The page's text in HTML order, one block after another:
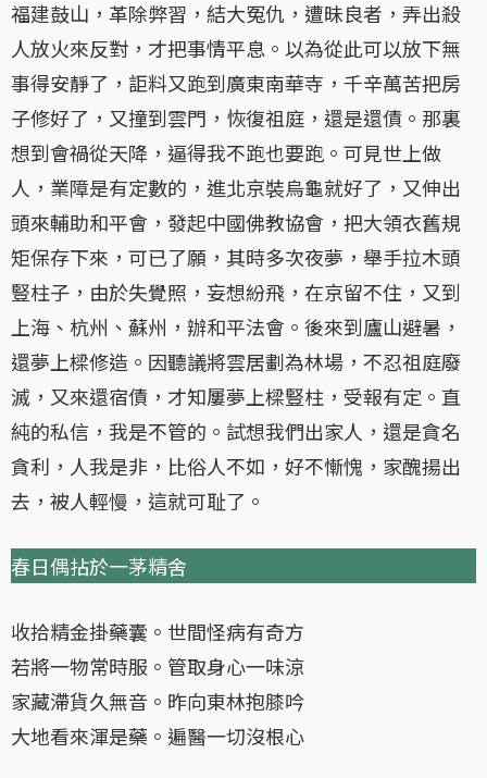
福建鼓山，革除弊習，結大冤仇，遭昧良者，弄出殺
人放火來反對，才把事情平息。以為從此可以放下無
事得安靜了，詎料又跑到廣東南華寺，千辛萬苦把房
子修好了，又撞到雲門，恢復祖庭，還是還債。那裏
想到會禍從天降，逼得我不跑也要跑。可見世上做
人，業障是有定數的，進北京裝烏龜就好了，又伸出
頭來輔助和平會，發起中國佛教協會，把大領衣舊規
矩保存下來，可已了願，其時多次夜夢，舉手拉木頭
豎柱子，由於失覺照，妄想紛飛，在京留不住，又到
上海、杭州、蘇州，辦和平法會。後來到廬山避暑，
還夢上樑修造。因聽議將雲居劃為林場，不忍祖庭廢
滅，又來還宿債，才知屢夢上樑豎柱，受報有定。直
純的私信，我是不管的。試想我們出家人，還是貪名
貪利，人我是非，比俗人不如，好不慚愧，家醜揚出
去，被人輕慢，這就可耻了。
春日偶拈於一茅精舍
收拾精金掛藥囊。世間怪病有奇方
若將一物常時服。管取身心一味涼
家藏滯貨久無音。昨向東林抱膝吟
大地看來渾是藥。遍醫一切沒根心